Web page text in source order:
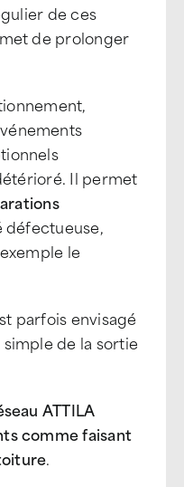
de ces
de prolonger
Il permet
défectueuse,
le
parfois envisagé
de la sortie
ATTILA
comme faisant
.